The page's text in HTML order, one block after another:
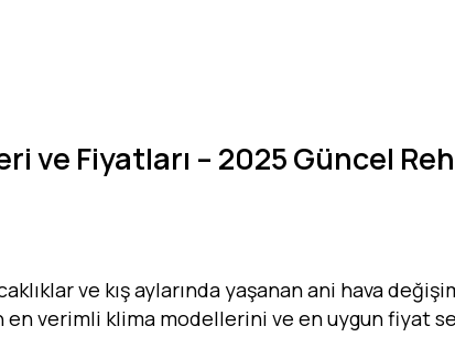
ve Fiyatları – 2025 Güncel
ve kış aylarında yaşanan ani hava
en verimli klima modellerini ve en uygun fiyat